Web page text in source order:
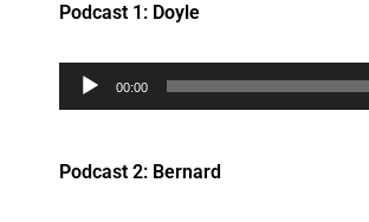
Podcast 1: Doyle
Reproductor
00:00
Podcast 2: Bernard